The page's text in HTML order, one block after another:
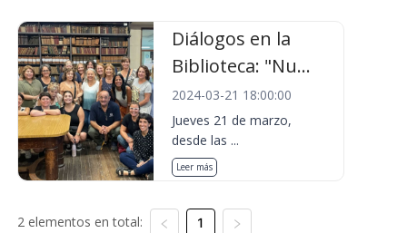
Diálogos en la
Biblioteca: "Nu...
2024-03-21 18:00:00
Jueves 21 de marzo,
desde las ...
Leer más
2 elementos en total: 1